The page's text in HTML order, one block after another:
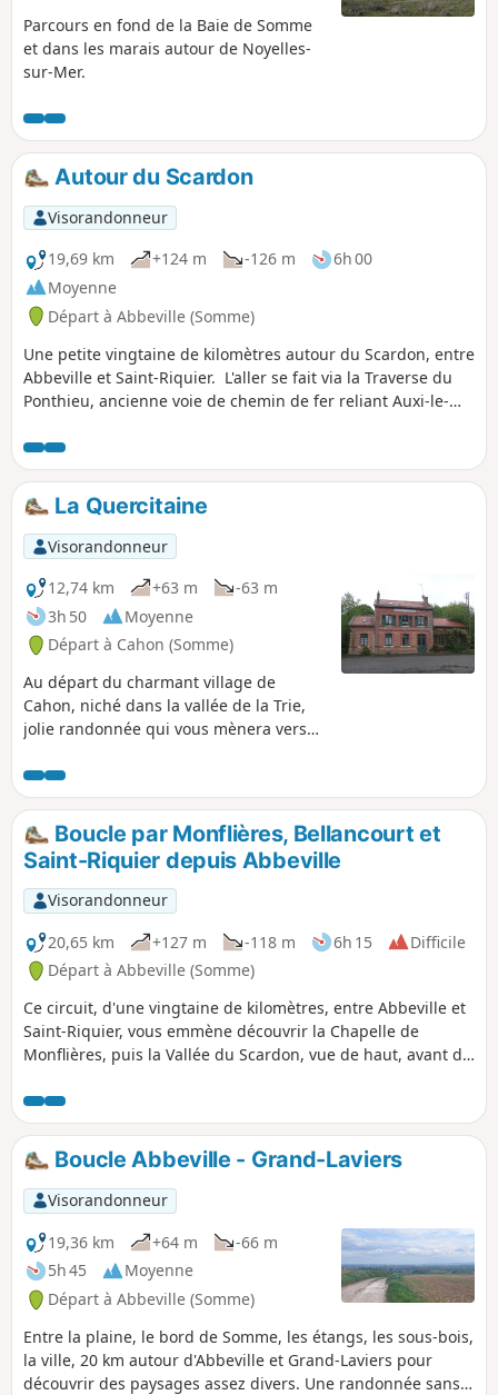
Parcours en fond de la Baie de Somme
et dans les marais autour de Noyelles-
sur-Mer.
Autour du Scardon
Visorandonneur
19,69 km
+124 m -126 m
6h 00
Moyenne
Départ à Abbeville (Somme)
Une petite vingtaine de kilomètres autour du Scardon, entre
Abbeville et Saint-Riquier. L'aller se fait via la Traverse du
Ponthieu, ancienne voie de chemin de fer reliant Auxi-le-
la vallée.
La Quercitaine
Visorandonneur
12,74 km
+63 m
-63 m
3h 50
Moyenne
Départ à Cahon (Somme)
Au départ du charmant village de
Cahon, niché dans la vallée de la Trie,
jolie randonnée qui vous mènera vers
par de sympathiques sentiers entre bois
et pâturages vers votre point de départ.
Les habitants de Quesnoy-le-Montant se
nomment les Quercitains, d'où le nom
de cette randonnée. Quant à Cahon,
village de départ et d'arrivée, vous y
trouverez une minoterie encore en
activité et qui fabrique de la farine dont
une variété est réservée à la baguette
"Avocette" qui est vendue à Quesnoy-le-
Montant, mais également dans d'autres
boulangeries de la Somme. Randonnée
gastronomique et patrimoniale, en
Boucle par Monflières, Bellancourt et
Saint-Riquier depuis Abbeville
Visorandonneur
20,65 km
+127 m -118 m 6h 15
Difficile
Départ à Abbeville (Somme)
Ce circuit, d'une vingtaine de kilomètres, entre Abbeville et
Saint-Riquier, vous emmène découvrir la Chapelle de
Monflières, puis la Vallée du Scardon, vue de haut, avant de
Boucle Abbeville - Grand-Laviers
Visorandonneur
19,36 km
+64 m
-66 m
5h 45
Moyenne
Départ à Abbeville (Somme)
Entre la plaine, le bord de Somme, les étangs, les sous-bois,
la ville, 20 km autour d'Abbeville et Grand-Laviers pour
découvrir des paysages assez divers. Une randonnée sans